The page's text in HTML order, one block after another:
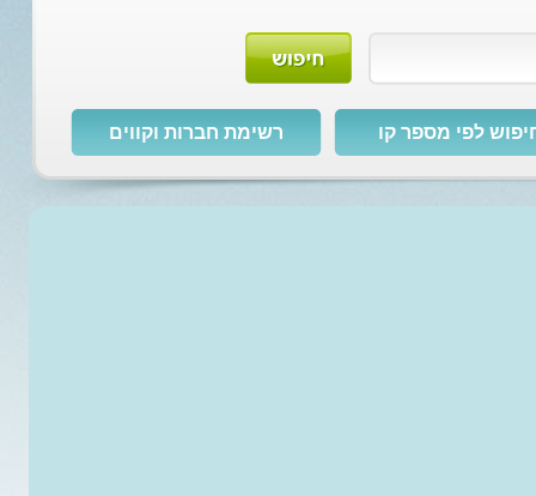
לפי מספר קו רשימת חברות וקווים